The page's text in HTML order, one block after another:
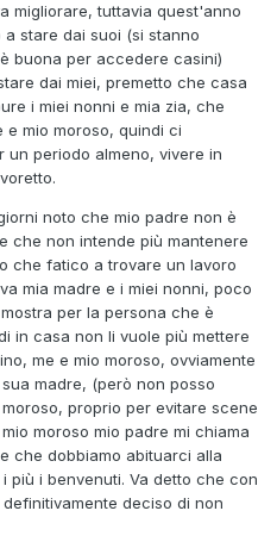
migliorare, tuttavia quest'anno
stare dai suoi (si stanno
buona per accedere casini)
dai miei, premetto che casa
i miei nonni e mia zia, che
mio moroso, quindi ci
un periodo almeno, vivere in
noto che mio padre non è
che non intende più mantenere
che fatico a trovare un lavoro
mia madre e i miei nonni, poco
per la persona che è
in casa non li vuole più mettere
me e mio moroso, ovviamente
madre, (però non posso
proprio per evitare scene
moroso mio padre mi chiama
che dobbiamo abituarci alla
più i benvenuti. Va detto che con
deciso di non